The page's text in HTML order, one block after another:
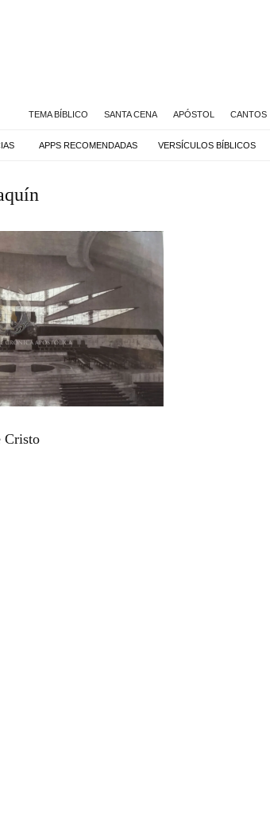
TEMA BÍBLICO SANTA CENA APÓSTOL CANTOS
APPS RECOMENDADAS VERSÍCULOS BÍBLICOS
Cristo